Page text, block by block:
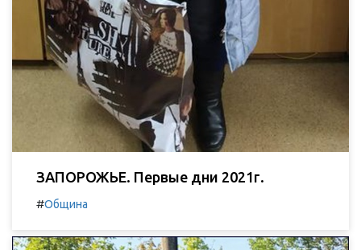
ЗАПОРОЖЬЕ. Первые дни 2021г.
#Община